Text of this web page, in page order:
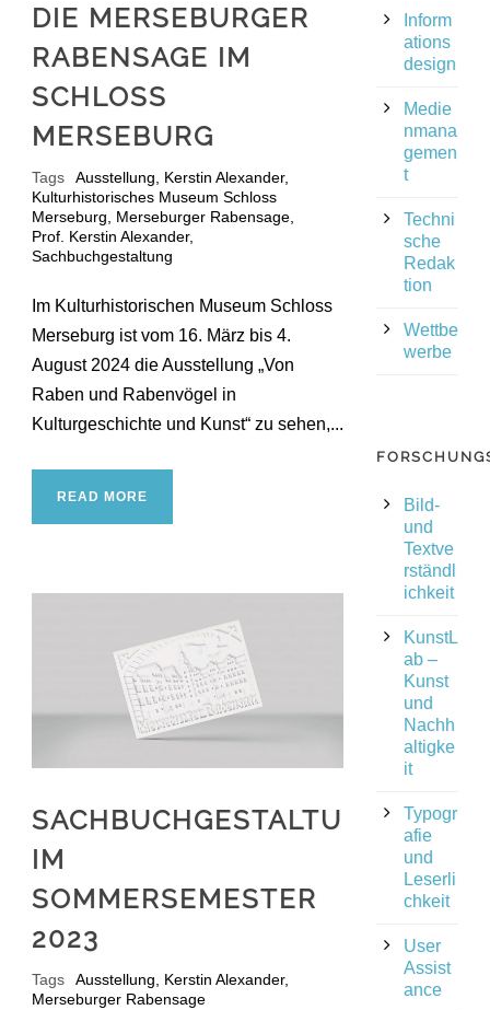
DIE MERSEBURGER
RABENSAGE IM
SCHLOSS
MERSEBURG
Tags Ausstellung Kerstin Alexander,
Kulturhistorisches Museum Schloss
Merseburg
Merseburger Rabensage
Prof. Kerstin Alexander,
Sachbuchgestaltung
Im Kulturhistorischen Museum Schloss
Merseburg ist vom 16. März bis 4.
August 2024 die Ausstellung „Von
Raben und Rabenvögel in
Kulturgeschichte und Kunst“ zu sehen,...
READ MORE
SACHBUCHGESTALTUNG
IM
SOMMERSEMESTER
2023
Tags Ausstellung, Kerstin Alexander,
Merseburger Rabensage
Inform
ations
design
Medie
nmana
gemen
t
Techni
sche
Redak
tion
Wettbe
werbe
Bild-
und
Textve
rständl
ichkeit
KunstL
ab –
Kunst
und
Nachh
altigke
it
Typogr
afie
und
Leserli
chkeit
User
Assist
ance